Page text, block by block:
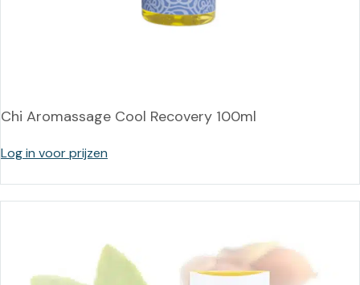
Chi Aromassage Cool Recovery 100ml
Log in voor prijzen